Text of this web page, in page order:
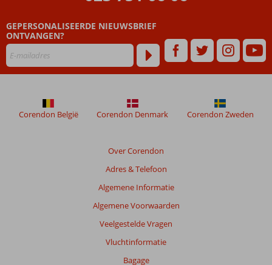
GEPERSONALISEERDE NIEUWSBRIEF
ONTVANGEN?
Over Corendon
Adres & Telefoon
Algemene Informatie
Algemene Voorwaarden
Veelgestelde Vragen
Vluchtinformatie
Bagage
Corendon België Corendon Denmark Corendon Zweden